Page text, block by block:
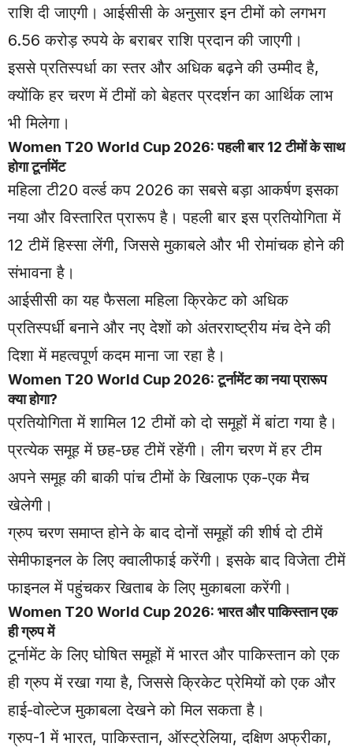
राशि दी जाएगी। आईसीसी के अनुसार इन टीमों को लगभग
6.56 करोड़ रुपये के बराबर राशि प्रदान की जाएगी।
इससे प्रतिस्पर्धा का स्तर और अधिक बढ़ने की उम्मीद है,
क्योंकि हर चरण में टीमों को बेहतर प्रदर्शन का आर्थिक लाभ
भी मिलेगा।
Women T20 World Cup 2026: पहली बार 12 टीमों के साथ
होगा टूर्नामेंट
महिला टी20 वर्ल्ड कप 2026 का सबसे बड़ा आकर्षण इसका
नया और विस्तारित प्रारूप है। पहली बार इस प्रतियोगिता में
12 टीमें हिस्सा लेंगी, जिससे मुकाबले और भी रोमांचक होने की
संभावना है।
आईसीसी का यह फैसला महिला क्रिकेट को अधिक
प्रतिस्पर्धी बनाने और नए देशों को अंतरराष्ट्रीय मंच देने की
दिशा में महत्वपूर्ण कदम माना जा रहा है।
Women T20 World Cup 2026: टूर्नामेंट का नया प्रारूप
क्या होगा?
प्रतियोगिता में शामिल 12 टीमों को दो समूहों में बांटा गया है।
प्रत्येक समूह में छह-छह टीमें रहेंगी। लीग चरण में हर टीम
अपने समूह की बाकी पांच टीमों के खिलाफ एक-एक मैच
खेलेगी।
ग्रुप चरण समाप्त होने के बाद दोनों समूहों की शीर्ष दो टीमें
सेमीफाइनल के लिए क्वालीफाई करेंगी। इसके बाद विजेता टीमें
फाइनल में पहुंचकर खिताब के लिए मुकाबला करेंगी।
Women T20 World Cup 2026: भारत और पाकिस्तान एक
ही ग्रुप में
टूर्नामेंट के लिए घोषित समूहों में भारत और पाकिस्तान को एक
ही ग्रुप में रखा गया है, जिससे क्रिकेट प्रेमियों को एक और
हाई-वोल्टेज मुकाबला देखने को मिल सकता है।
ग्रुप-1 में भारत, पाकिस्तान, ऑस्ट्रेलिया, दक्षिण अफ्रीका,